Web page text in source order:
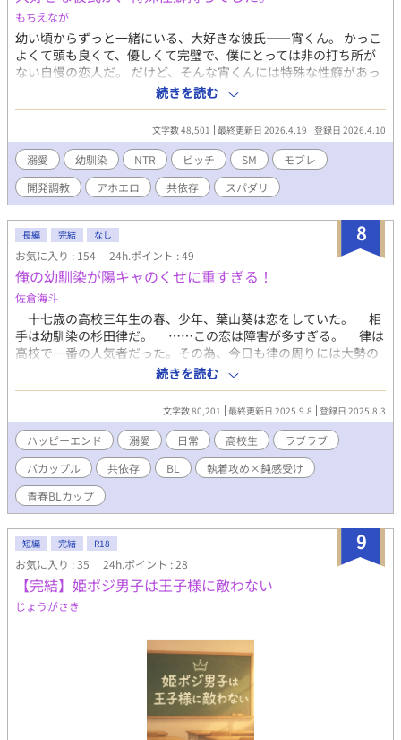
もちえなが
幼い頃からずっと一緒にいる、大好きな彼氏――宵くん。 かっこ
よくて頭も良くて、優しくて完璧で、僕にとっては非の打ち所が
ない自慢の恋人だ。 だけど、そんな宵くんには特殊な性癖があっ
て――、なんとNTR(寝取られ)好きだったのだ。 NTR好きサイコ
完璧イケメン×ビッチにされてしまったチョロ色気美人 の両思い
ラブコメです。 ※ラブラブのバカップル中心だけど、たまに受け
が色んな男に悪戯されます。 ※同意なしのモブレありです。ご注
意ください。 ※攻め視点あり。 ※貞操観念低めの世界観
続きを読む
文字数 48,501 最終更新日 2026.4.19 登録日 2026.4.10
溺愛 幼馴染 NTR ビッチ SM
モブレ
開発調教
アホエロ 共依存 スパダリ
8
長編 完結 なし
お気に入り : 154 24h.ポイント : 49
俺の幼馴染が陽キャのくせに重すぎる！
佐倉海斗
十七歳の高校三年生の春、少年、葉山葵は恋をしていた。 相
手は幼馴染の杉田律だ。 ……この恋は障害が多すぎる。 律は
高校で一番の人気者だった。その為、今日も律の周りには大勢の
生徒が集まっている。人見知りで人混みが苦手な葵は、幼馴染だ
からとその中に入っていくことができず、友人二人と昨日見たば
かりのアニメの話で盛り上がっていた。 ※三人称の全年齢BLです
※
続きを読む
文字数 80,201 最終更新日 2025.9.8 登録日 2025.8.3
ハッピーエンド 溺愛 日常 高校生
ラブラブ
バカップル
共依存 BL
執着攻め×鈍感受け
青春BLカップ​
9
短編 完結 R18
お気に入り : 35 24h.ポイント : 28
【完結】姫ポジ男子は王子様に敵わない
じょうがさき